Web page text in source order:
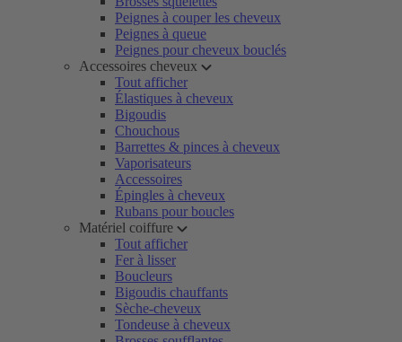
Peignes à couper les cheveux
Peignes à queue
Peignes pour cheveux bouclés
Accessoires cheveux
Tout afficher
Élastiques à cheveux
Bigoudis
Chouchous
Barrettes & pinces à cheveux
Vaporisateurs
Accessoires
Épingles à cheveux
Rubans pour boucles
Matériel coiffure
Tout afficher
Fer à lisser
Boucleurs
Bigoudis chauffants
Sèche-cheveux
Tondeuse à cheveux